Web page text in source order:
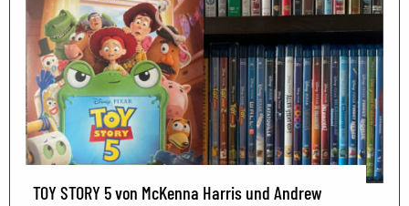
TOY STORY 5 von McKenna Harris und Andrew